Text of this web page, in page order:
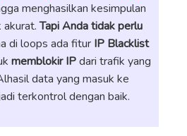
menghasilkan kesimpulan
akurat.Tapi Anda tidak perlu
di loops ada fiturIP Blacklist
memblokir IPdari trafik yang
data yang masuk ke
terkontrol dengan baik.